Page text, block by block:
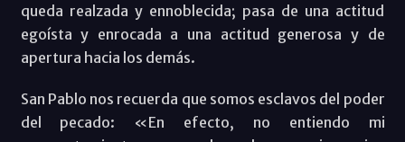
queda realzada y ennoblecida; pasa de una actitud
egoísta y enrocada a una actitud generosa y de
apertura hacia los demás.
San Pablo nos recuerda que somos esclavos del poder
del pecado: «En efecto, no entiendo mi